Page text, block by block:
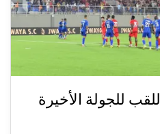
للجولة الأخيرة